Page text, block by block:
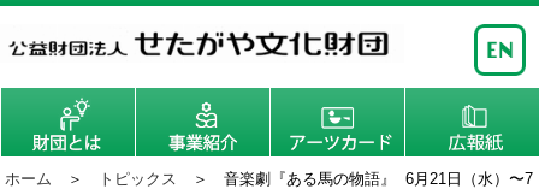
ホーム ＞ トピックス
＞ 音楽劇『ある馬の物語』 6月21日（水）〜7